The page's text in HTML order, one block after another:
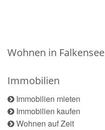
Wohnen in Falkensee
Immobilien
Immobilien mieten
Immobilien kaufen
Wohnen auf Zeit